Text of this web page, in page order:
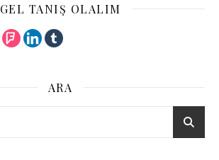
GEL TANIŞ OLALIM
ARA